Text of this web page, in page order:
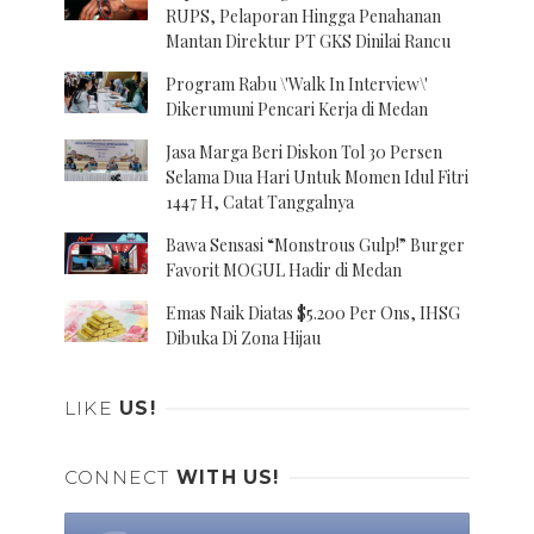
RUPS, Pelaporan Hingga Penahanan
Mantan Direktur PT GKS Dinilai Rancu
Program Rabu \'Walk In Interview\'
Dikerumuni Pencari Kerja di Medan
Jasa Marga Beri Diskon Tol 30 Persen
Selama Dua Hari Untuk Momen Idul Fitri
1447 H, Catat Tanggalnya
Bawa Sensasi “Monstrous Gulp!” Burger
Favorit MOGUL Hadir di Medan
Emas Naik Diatas $5.200 Per Ons, IHSG
Dibuka Di Zona Hijau
LIKE US!
CONNECT WITH US!